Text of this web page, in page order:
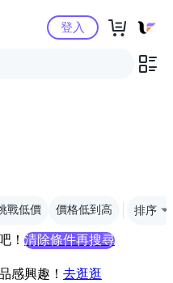
Yahoo購物中心
登入
戰低價 價格低到高 排序
！ 清除條件再搜尋
感興趣！ 去逛逛